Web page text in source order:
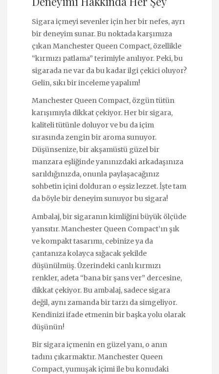
Sigara içmeyi sevenler için her bir nefes, ayrı
bir deneyim sunar. Bu noktada karşımıza
çıkan Manchester Queen Compact, özellikle
“kırmızı patlama” terimiyle anılıyor. Peki, bu
sigarada ne var da bu kadar ilgi çekici oluyor?
Gelin, sıkı bir inceleme yapalım!
Manchester Queen Compact, özgün tütün
karışımıyla dikkat çekiyor. Her bir sigara,
kaliteli tütünle doluyor ve bu da içim
sırasında zengin bir aroma sunuyor.
Düşünsenize, bir akşamüstü güzel bir
manzara eşliğinde yanınızdaki arkadaşınıza
sarıldığınızda, onunla paylaşacağınız
sohbetin içini dolduran o eşsiz lezzet. İşte tam
da böyle bir deneyim sunuyor bu sigara!
Ambalaj, bir sigaranın kimliğini büyük ölçüde
yansıtır. Manchester Queen Compact’ın şık
ve kompakt tasarımı, cebinize ya da
çantanıza kolayca sığacak şekilde
düşünülmüş. Üzerindeki canlı kırmızı
renkler, adeta “bana bir şans ver” dercesine,
dikkat çekiyor. Bu ambalaj, sadece sigara
değil, aynı zamanda bir tarzı da simgeliyor.
Kendinizi ifade etmenin bir başka yolu olarak
düşünün!
Bir sigara içmenin en güzel yanı, o anın
tadını çıkarmaktır. Manchester Queen
Compact, yumuşak içimi ile bu konudaki